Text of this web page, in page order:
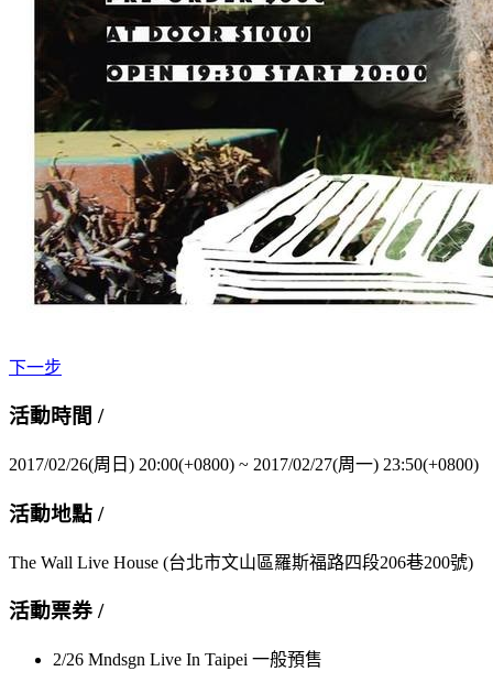
下一步
活動時間 /
2017/02/26(周日) 20:00(+0800) ~ 2017/02/27(周一) 23:50(+0800)
活動地點 /
The Wall Live House (台北市文山區羅斯福路四段206巷200號)
活動票券 /
2/26 Mndsgn Live In Taipei 一般預售